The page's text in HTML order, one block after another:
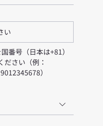
番号（日本は+81）
ださい（例：
）